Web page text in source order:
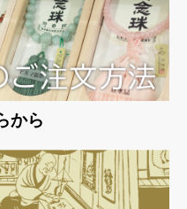
カートへ進む
から